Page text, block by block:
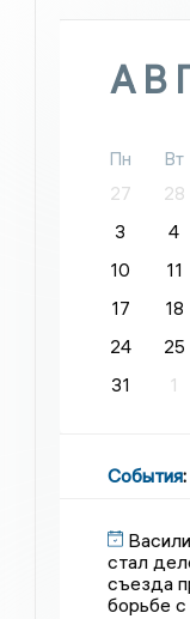
Пн Вт
27
28
3
4
10
11
17
18
24
25
31
1
События:
стал
съезда
борьбе